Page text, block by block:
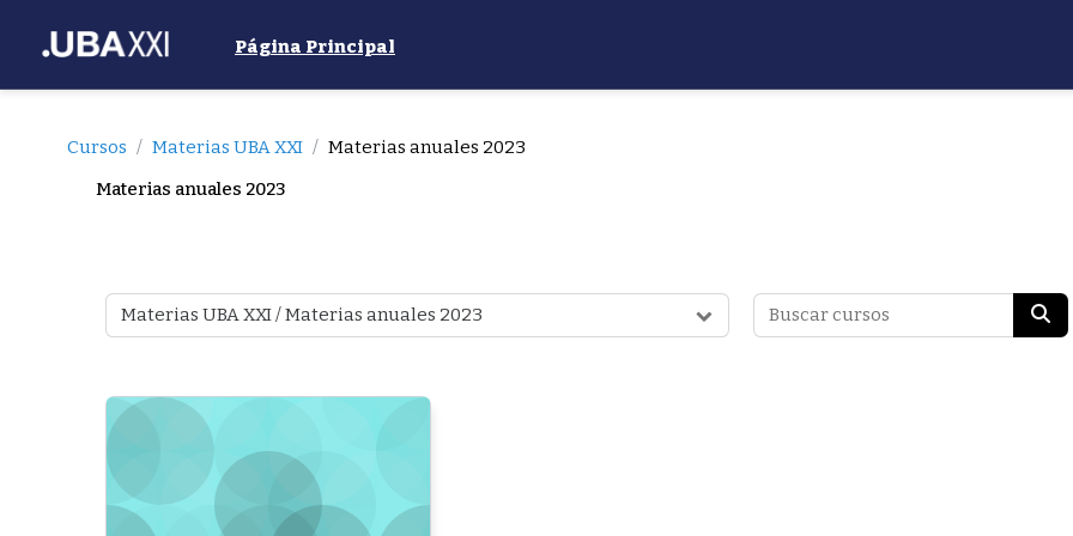
Página Principal
Cursos Materias UBA XXI
Materias anuales 2023
Materias anuales 2023
Categorías
Buscar cursos